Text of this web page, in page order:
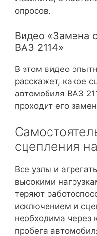
опросов.
Видео «Замена
ВАЗ 2114»
В этом видео
расскажет, какое
автомобиля ВАЗ
проходит его
сцепления
Все узлы и
высокими
теряют
исключением и
необходима
пробега